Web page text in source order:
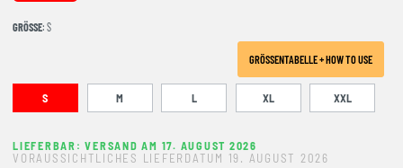
GRÖSSE : S
GRÖSSENTABELLE + HOW TO USE
S M L XL XXL
LIEFERBAR: VERSAND AM 17. AUGUST 2026
VORAUSSICHTLICHES LIEFERDATUM 19. AUGUST 2026